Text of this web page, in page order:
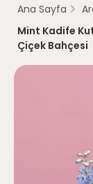
Ana Sayfa
Mint Kadife
Çiçek Bahçesi